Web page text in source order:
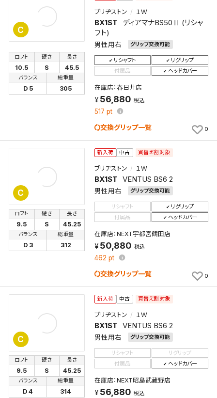
C
ブリヂストン １Ｗ
BX1ST
ディアマナBS50Ⅱ (リシャ
フト)
男性用右 グリップ交換可能
ロフト
10.5
硬さ
S
長さ
45.5
バランス
D 5
総重量
305
リシャフト
リグリップ
付属品
ヘッドカバー
在庫店：春日井店
56,880 税込
517 pt
交換グリップ一覧 0
C
新入荷 中古 買替え割対象
ブリヂストン １Ｗ
BX1ST VENTUS BS6 2
男性用右 グリップ交換可能
ロフト
9.5
硬さ
S
長さ
45.25
バランス
D 3
総重量
312
リシャフト
リグリップ
付属品
ヘッドカバー
在庫店：NEXT宇都宮鶴田店
50,880 税込
462 pt
交換グリップ一覧 0
C
新入荷 中古 買替え割対象
ブリヂストン １Ｗ
BX1ST VENTUS BS6 2
男性用右 グリップ交換可能
ロフト
9.5
硬さ
S
長さ
45.25
バランス
D 4
総重量
314
リシャフト
リグリップ
付属品
ヘッドカバー
在庫店：NEXT昭島武蔵野店
56,880 税込